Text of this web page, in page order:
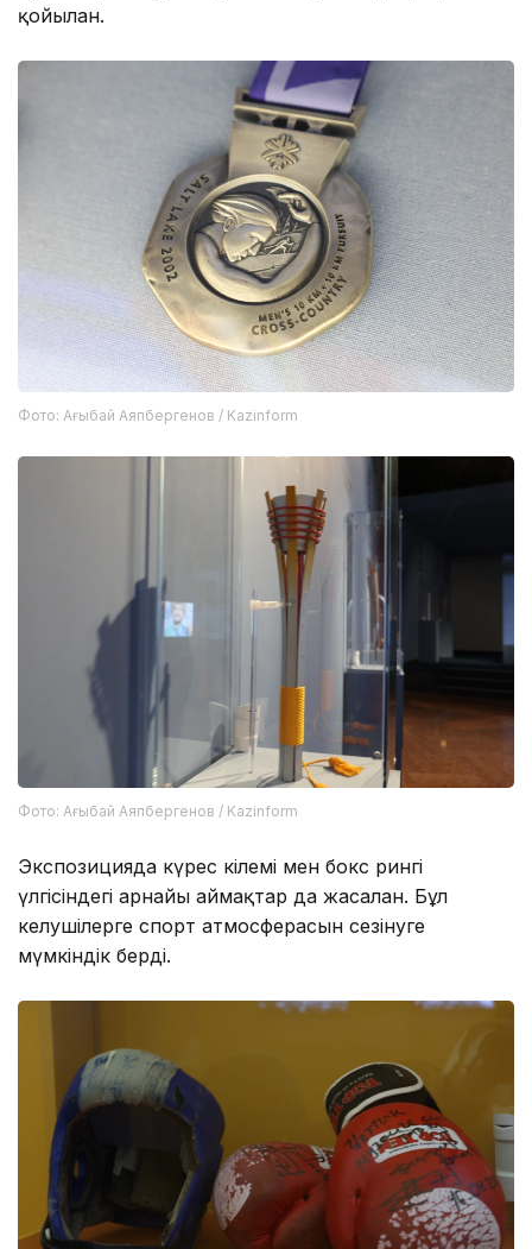
қойылған.
Фото: Ағыбай Аяпбергенов / Kazinform
Фото: Ағыбай Аяпбергенов / Kazinform
Экспозицияда күрес кілемі мен бокс рингі
үлгісіндегі арнайы аймақтар да жасалған. Бұл
келушілерге спорт атмосферасын сезінуге
мүмкіндік берді.